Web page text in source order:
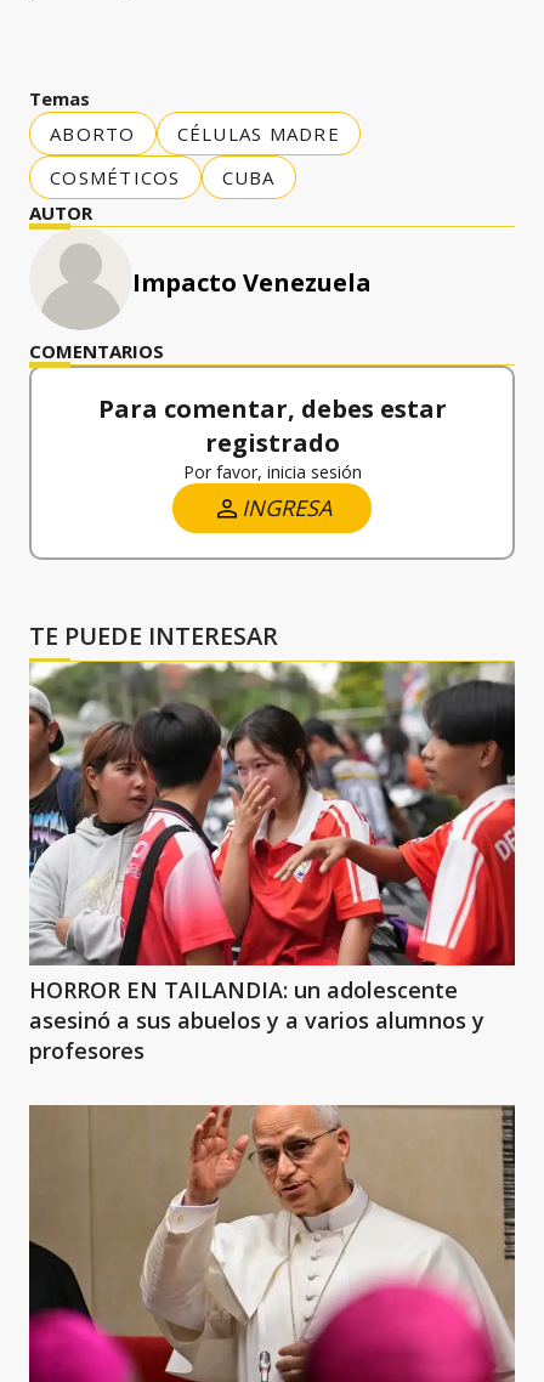
Temas
ABORTO
CÉLULAS MADRE
COSMÉTICOS
CUBA
AUTOR
Impacto Venezuela
COMENTARIOS
Para comentar, debes estar
registrado
Por favor, inicia sesión
INGRESA
TE PUEDE INTERESAR
HORROR EN TAILANDIA: un adolescente
asesinó a sus abuelos y a varios alumnos y
profesores